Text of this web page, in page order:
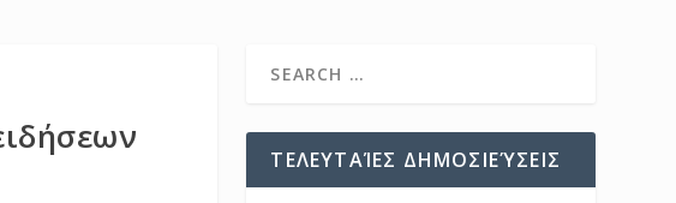
ΤΕΛΕΥΤΑΊΕΣ ΔΗΜΟΣΙΕΎΣΕΙΣ